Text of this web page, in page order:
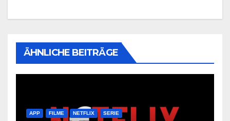
ÄHNLICHE BEITRÄGE
APP FILME NETFLIX SERIE